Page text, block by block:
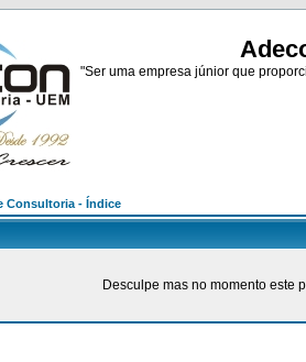
"Ser uma empresa júnior que
Consultoria - Índice
Desculpe mas no momento este